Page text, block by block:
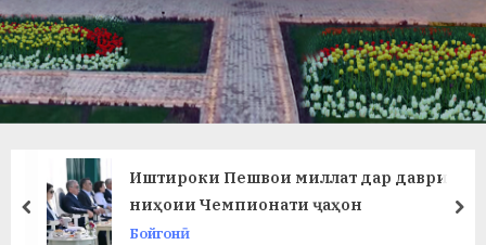
в
л
а
т
и
Иштироки Пешвои миллат дар даври
ниҳоии Чемпионати ҷаҳон
Бойгонӣ
prev